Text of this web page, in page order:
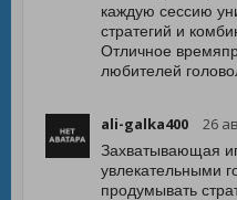
каждую сессию
стратегий и
Отличное
любителей
ali-galka400 26
Захватывающая
увлекательными
продумывать